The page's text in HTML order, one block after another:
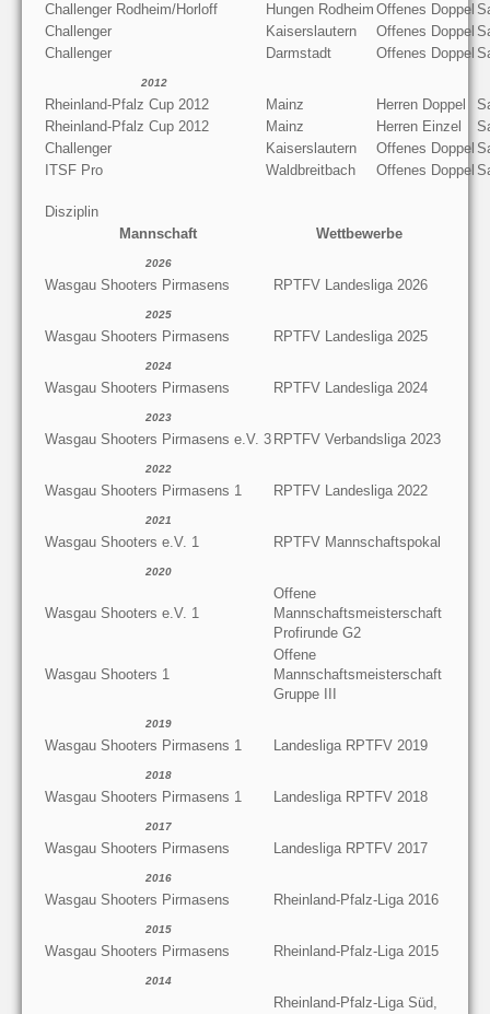
Challenger Rodheim/Horloff
Hungen Rodheim Offenes Doppel
Challenger
Kaiserslautern Offenes Doppel
Challenger
Darmstadt Offenes Doppel
2012
Rheinland-Pfalz Cup 2012 Mainz Herren Doppel
Rheinland-Pfalz Cup 2012
Mainz Herren Einzel
Challenger
Kaiserslautern Offenes Doppel
ITSF Pro
Waldbreitbach Offenes Doppel
Disziplin
Mannschaft
Wettbewerbe
2026
Wasgau Shooters Pirmasens RPTFV Landesliga 2026
2025
Wasgau Shooters Pirmasens RPTFV Landesliga 2025
2024
Wasgau Shooters Pirmasens RPTFV Landesliga 2024
2023
Wasgau Shooters Pirmasens e.V. 3 RPTFV Verbandsliga 2023
2022
Wasgau Shooters Pirmasens 1 RPTFV Landesliga 2022
2021
Wasgau Shooters e.V. 1 RPTFV Mannschaftspokal
2020
Wasgau Shooters e.V. 1
Offene
Mannschaftsmeisterschaft
Profirunde G2
Wasgau Shooters 1
Offene
Mannschaftsmeisterschaft
Gruppe III
2019
Wasgau Shooters Pirmasens 1 Landesliga RPTFV 2019
2018
Wasgau Shooters Pirmasens 1 Landesliga RPTFV 2018
2017
Wasgau Shooters Pirmasens Landesliga RPTFV 2017
2016
Wasgau Shooters Pirmasens Rheinland-Pfalz-Liga 2016
2015
Wasgau Shooters Pirmasens Rheinland-Pfalz-Liga 2015
2014
Rheinland-Pfalz-Liga Süd,